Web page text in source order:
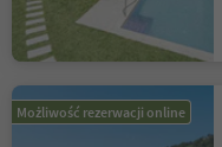
Możliwość rezerwacji online